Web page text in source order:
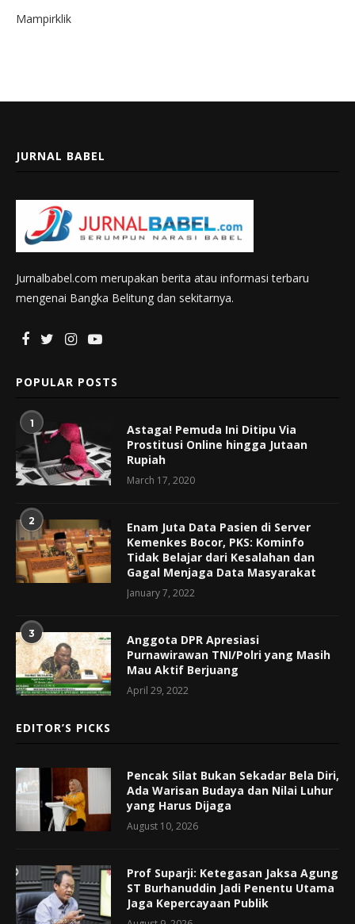
Mampirklik
JURNAL BABEL
Jurnalbabel.com merupakan berita atau informasi terbaru
mengenai Bangka Belitung dan sekitarnya.
POPULAR POSTS
1
Astaga! Pemuda Ini Ditipu Via
Prostitusi Online hingga Jutaan
Rupiah
March 17, 2020
2
Enam Juta Data Pasien di Server
Kemenkes Bocor, PKS: Kominfo
Tidak Belajar dari Kesalahan dan
Gagal Menjaga Data Masyarakat
January 7, 2022
3
Anggota DPR Apresiasi
Purnawirawan TNI/Polri yang Masih
Mau Aktif Berjuang
April 29, 2022
EDITOR’S PICKS
Pencak Silat Bukan Sekadar Bela Diri,
Ada Warisan Budaya dan Nilai Luhur
yang Harus Dijaga
August 10, 2026
Prof Suparji: Ketegasan Jaksa Agung
ST Burhanuddin Jadi Penentu Utama
Jaga Kepercayaan Publik